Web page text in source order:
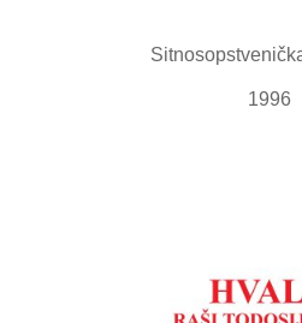
1996